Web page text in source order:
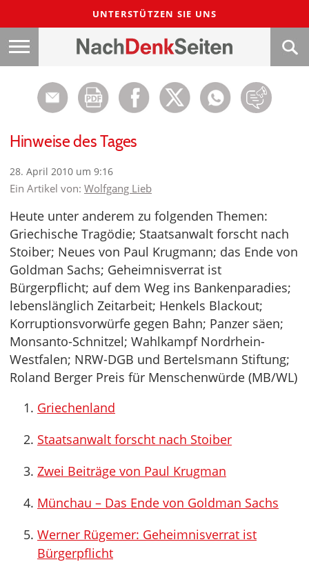
UNTERSTÜTZEN SIE UNS
Hinweise des Tages
28. April 2010 um 9:16
Ein Artikel von: Wolfgang Lieb
Heute unter anderem zu folgenden Themen:
Griechische Tragödie; Staatsanwalt forscht nach
Stoiber; Neues von Paul Krugmann; das Ende von
Goldman Sachs; Geheimnisverrat ist
Bürgerpflicht; auf dem Weg ins Bankenparadies;
lebenslänglich Zeitarbeit; Henkels Blackout;
Korruptionsvorwürfe gegen Bahn; Panzer säen;
Monsanto-Schnitzel; Wahlkampf Nordrhein-
Westfalen; NRW-DGB und Bertelsmann Stiftung;
Roland Berger Preis für Menschenwürde (MB/WL)
Griechenland
Staatsanwalt forscht nach Stoiber
Zwei Beiträge von Paul Krugman
Münchau – Das Ende von Goldman Sachs
Werner Rügemer: Geheimnisverrat ist
Bürgerpflicht